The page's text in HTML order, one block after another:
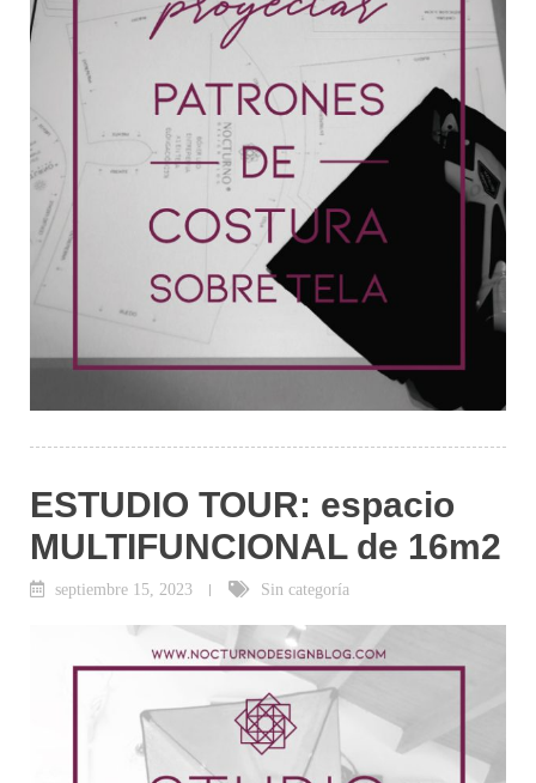
ESTUDIO TOUR: espacio
MULTIFUNCIONAL de 16m2
septiembre 15, 2023 Sin categoría